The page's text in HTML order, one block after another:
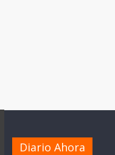
Diario Ahora